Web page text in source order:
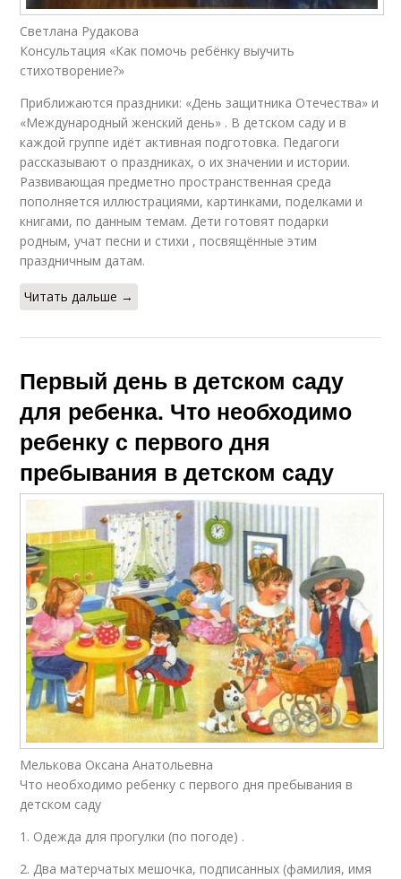
Светлана Рудакова
Консультация «Как помочь ребёнку выучить
стихотворение?»
Приближаются праздники: «День защитника Отечества» и
«Международный женский день» . В детском саду и в
каждой группе идёт активная подготовка. Педагоги
рассказывают о праздниках, о их значении и истории.
Развивающая предметно пространственная среда
пополняется иллюстрациями, картинками, поделками и
книгами, по данным темам. Дети готовят подарки
родным, учат песни и стихи , посвящённые этим
праздничным датам.
Читать дальше →
Первый день в детском саду
для ребенка. Что необходимо
ребенку с первого дня
пребывания в детском саду
Мелькова Оксана Анатольевна
Что необходимо ребенку с первого дня пребывания в
детском саду
1. Одежда для прогулки (по погоде) .
2. Два матерчатых мешочка, подписанных (фамилия, имя